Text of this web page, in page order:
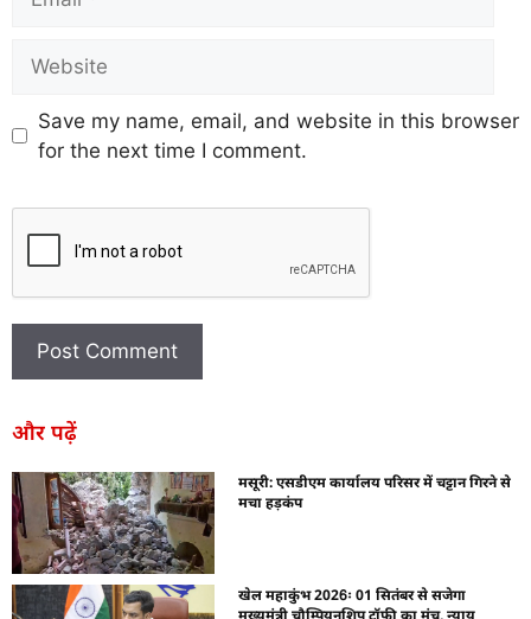
Save my name, email, and website in this browser
for the next time I comment.
और पढ़ें
मसूरी: एसडीएम कार्यालय परिसर में चट्टान गिरने से
मचा हड़कंप
खेल महाकुंभ 2026ः 01 सितंबर से सजेगा
मुख्यमंत्री चौम्पियनशिप ट्रॉफी का मंच, न्याय